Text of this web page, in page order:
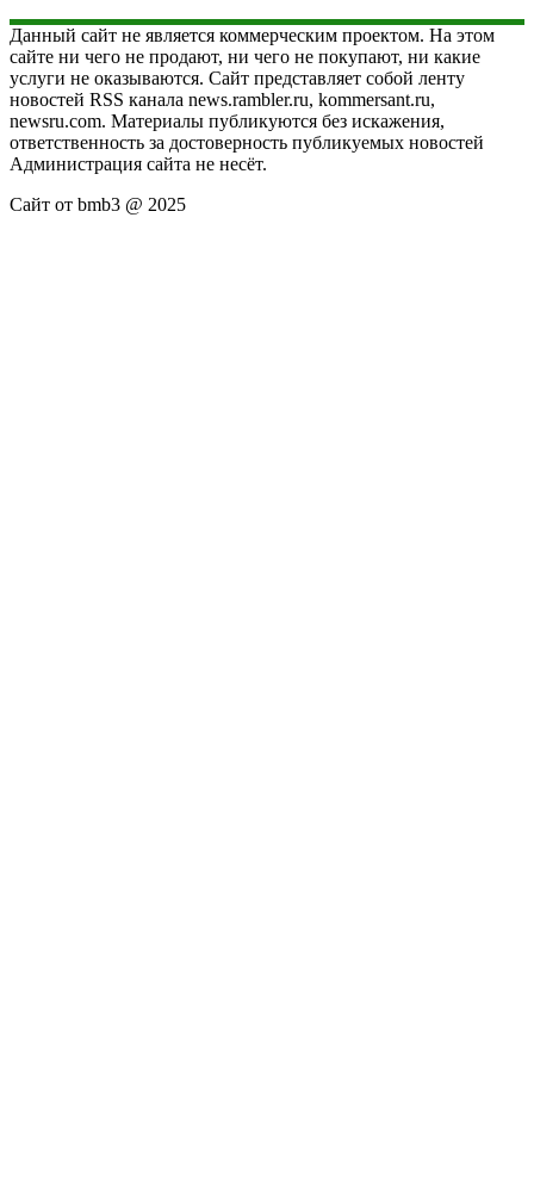
Данный сайт не является коммерческим проектом. На этом
сайте ни чего не продают, ни чего не покупают, ни какие
услуги не оказываются. Сайт представляет собой ленту
новостей RSS канала news.rambler.ru, kommersant.ru,
newsru.com. Материалы публикуются без искажения,
ответственность за достоверность публикуемых новостей
Администрация сайта не несёт.
Сайт от bmb3 @ 2025